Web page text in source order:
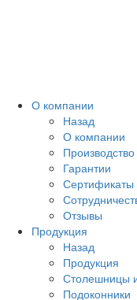
О компании
Назад
О компании
Производство
Гарантии
Сертификаты
Отзывы
Продукция
Назад
Продукция
Столешницы
Подоконники